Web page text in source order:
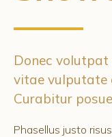
Donec volutpat
vitae vulputate
Curabitur
Phasellus justo